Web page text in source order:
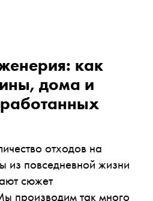
как
дома и
отходов на
из повседневной жизни
сюжет
производим так много